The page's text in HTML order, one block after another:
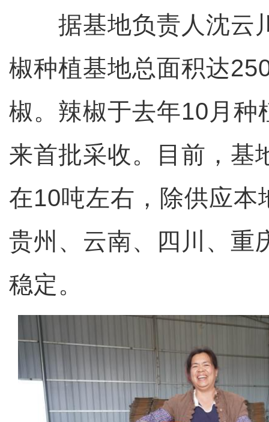
据基地负责人沈云
椒种植基地总面积达
椒。辣椒于去年10月种
来首批采收。目前，基
在10吨左右，除供应本
贵州、云南、四川、重
稳定。